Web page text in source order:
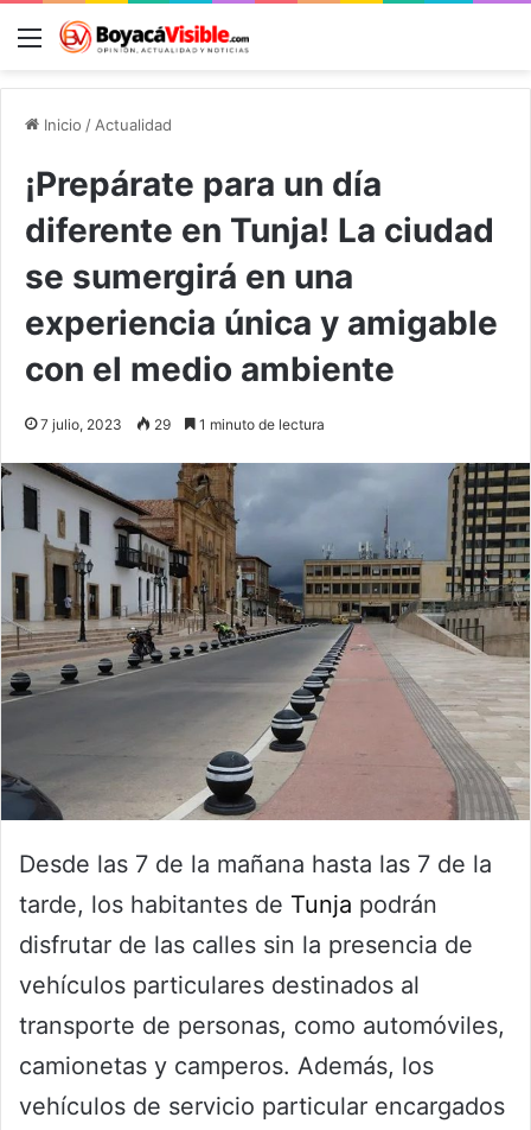
Menú
Inicio / Actualidad
¡Prepárate para un día
diferente en Tunja! La ciudad
se sumergirá en una
experiencia única y amigable
con el medio ambiente
7 julio, 2023 29 1 minuto de lectura
Desde las 7 de la mañana hasta las 7 de la
tarde, los habitantes de Tunja podrán
disfrutar de las calles sin la presencia de
vehículos particulares destinados al
transporte de personas, como automóviles,
camionetas y camperos. Además, los
vehículos de servicio particular encargados